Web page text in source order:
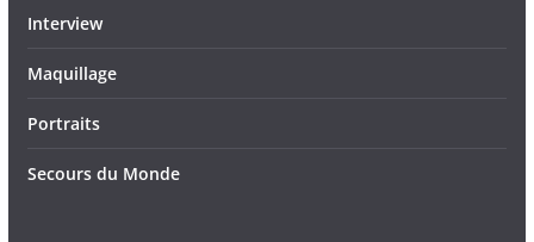
Interview
Maquillage
Portraits
Secours du Monde